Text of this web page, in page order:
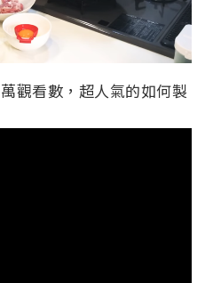
觀看數，超人氣的如何製